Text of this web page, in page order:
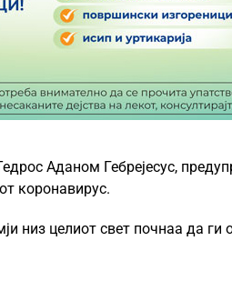
Аданом Гебрејесус,
коронавирус.
низ целиот свет почнаа да ги